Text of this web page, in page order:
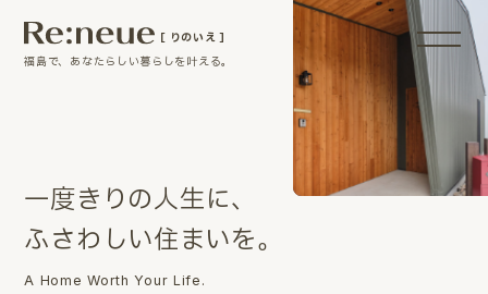
［ りのいえ ］
福島で、あなたらしい暮らしを叶える。
一度き りの人生に、
ふさわ しい住まいを。
A Home Worth Your Life.